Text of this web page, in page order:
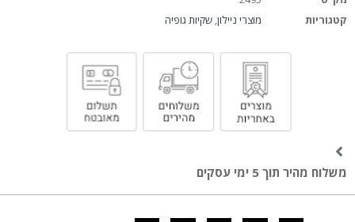
קטגוריות
מוצרי ניילון, שקיות גופיה
משלוח מהיר תוך 5 ימי עסקים